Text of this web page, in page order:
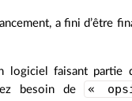
a fini d’être
logiciel faisant partie
besoin de
«